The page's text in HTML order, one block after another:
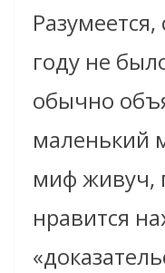
году не
обычно
маленький
миф живуч,
нравится